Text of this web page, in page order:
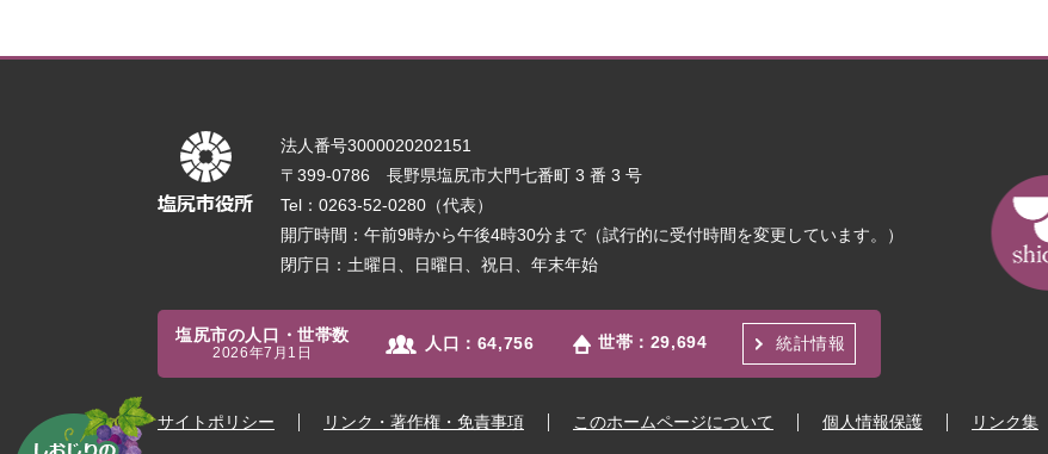
法人番号3000020202151
〒399-0786 長野県塩尻市大門七番町 3 番 3 号
Tel：0263-52-0280（代表）
開庁時間：午前9時から午後4時30分まで（試行的に受付時間を変更しています。）
閉庁日：土曜日、日曜日、祝日、年末年始
塩尻市の人口・世帯数
2026年7月1日 人口： 64,756 世帯： 29,694 統計情報
サイトポリシー リンク・著作権・免責事項 このホームページについて 個人情報保護 リンク集